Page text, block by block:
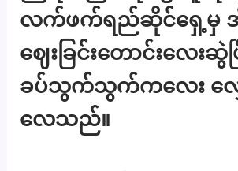
လက်ဖက်ရည်ဆိုင်ရှေ့မှ
ဈေးခြင်းတောင်းလေးဆွဲပ
ခပ်သွက်သွက်ကလေး လျှ
လေသည်။